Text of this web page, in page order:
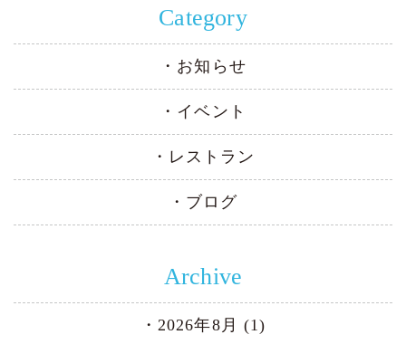
Category
お知らせ
イベント
レストラン
ブログ
Archive
2026年8月 (1)